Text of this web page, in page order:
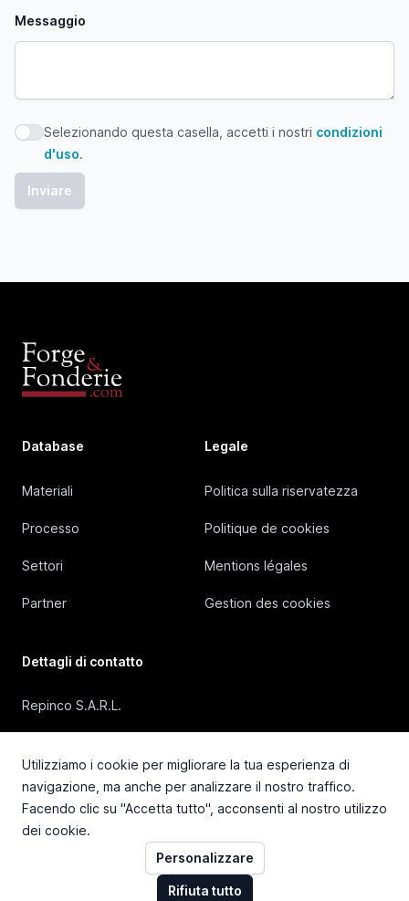
Utilizziamo i cookie per migliorare la tua esperienza di
navigazione, ma anche per analizzare il nostro traffico.
Facendo clic su "Accetta tutto", acconsenti al nostro utilizzo
dei cookie.
Personalizzare
Rifiuta tutto
Messaggio
Selezionando questa casella, accetti i nostri condizioni
Selezionando questa casella, accetti i nostri condizioni
d'uso.
Database
Materiali
Processo
Settori
Partner
Legale
Politica sulla riservatezza
Politique de cookies
Mentions légales
Gestion des cookies
Dettagli di contatto
Repinco S.A.R.L.
+33 4 72 36 87 87
contact@repinco.com